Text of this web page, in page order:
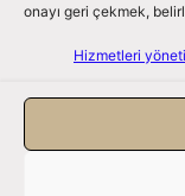
onayı geri çekmek,
Hizmetleri